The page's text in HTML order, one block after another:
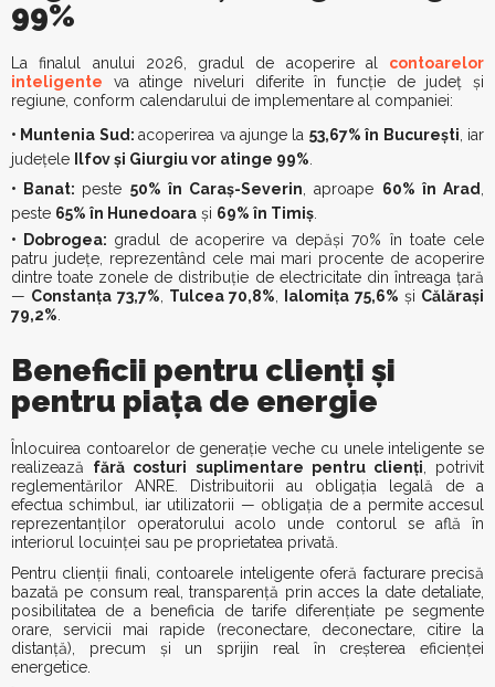
99%
La finalul anului 2026, gradul de acoperire al contoarelor
inteligente va atinge niveluri diferite în funcție de județ și
regiune, conform calendarului de implementare al companiei:
• Muntenia Sud:acoperirea va ajunge la 53,67% în București , iar
județele
Ilfov și Giurgiu vor atinge 99%
• Banat: peste 50% în Caraș-Severin , aproape 60% în Arad
peste 65% în Hunedoara și 69% în Timiș
• Dobrogea: gradul de acoperire va depăși 70% în toate cele
patru județe, reprezentând cele mai mari procente de acoperire
dintre toate zonele de distribuție de electricitate din întreaga țară
— Constanța 73,7%, Tulcea 70,8%, Ialomița 75,6% și Călărași
79,2%.
Beneficii pentru clienți și
pentru piața de energie
Înlocuirea contoarelor de generație veche cu unele inteligente se
realizează fără costuri suplimentare pentru clienți , potrivit
reglementărilor ANRE. Distribuitorii au obligația legală de a
efectua schimbul, iar utilizatorii — obligația de a permite accesul
reprezentanților operatorului acolo unde contorul se află în
interiorul locuinței sau pe proprietatea privată.
Pentru clienții finali, contoarele inteligente oferă facturare precisă
bazată pe consum real, transparență prin acces la date detaliate,
posibilitatea de a beneficia de tarife diferențiate pe segmente
orare, servicii mai rapide (reconectare, deconectare, citire la
distanță), precum și un sprijin real în creșterea eficienței
energetice.